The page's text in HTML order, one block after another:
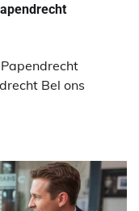
Bel ons